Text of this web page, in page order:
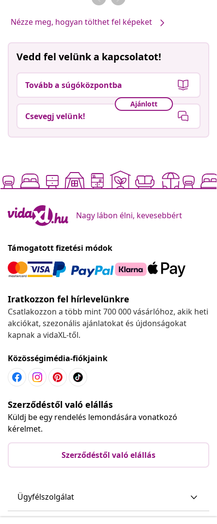
Nézze meg, hogyan tölthet fel képeket
Vedd fel velünk a kapcsolatot!
Tovább a súgóközpontba
Ajánlott
Csevegj velünk!
Nagy lábon élni, kevesebbért
Támogatott fizetési módok
Iratkozzon fel hírlevelünkre
Csatlakozzon a több mint 700 000 vásárlóhoz, akik heti
akciókat, szezonális ajánlatokat és újdonságokat
kapnak a vidaXL-től.
Közösségimédia-fiókjaink
Szerződéstől való elállás
Küldj be egy rendelés lemondására vonatkozó
kérelmet.
Szerződéstől való elállás
Ügyfélszolgálat